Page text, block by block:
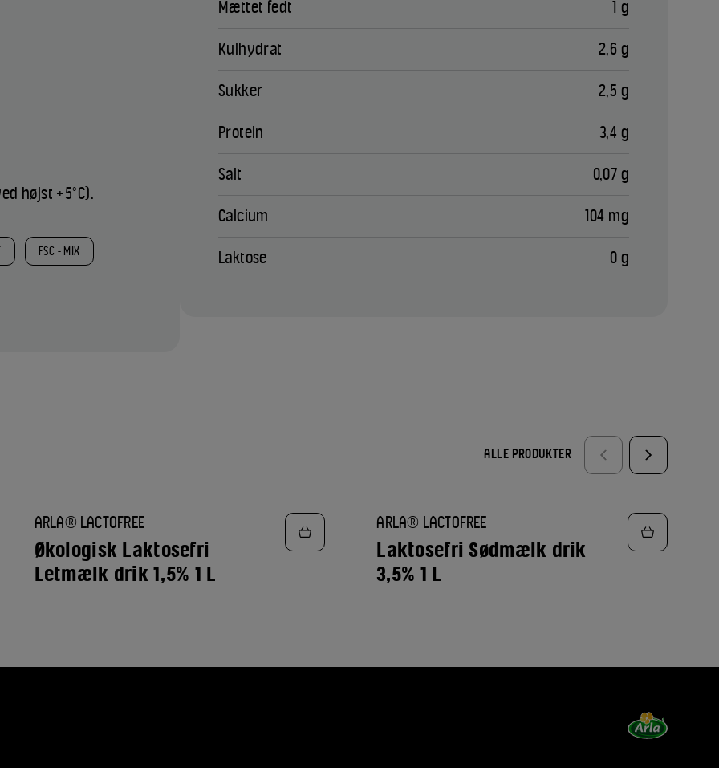
højst +5°C).
FSC - MIX
Mættet fedt 1 g
Kulhydrat 2,6 g
Sukker 2,5 g
Protein 3,4 g
Salt 0,07 g
Calcium 104 mg
Laktose 0 g
ALLE PRODUKTER
TILFØJ
TIL
FAVORITTER
ARLA® LACTOFREE
Økologisk Laktosefri
Letmælk drik 1,5% 1 L
TILFØJ
TIL
FAVORITTER
ARLA® LACTOFREE
Laktosefri Sødmælk drik
3,5% 1 L